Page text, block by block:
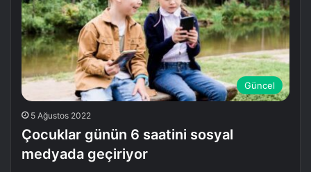
Güncel
5 Ağustos 2022
Çocuklar günün 6 saatini sosyal
medyada geçiriyor